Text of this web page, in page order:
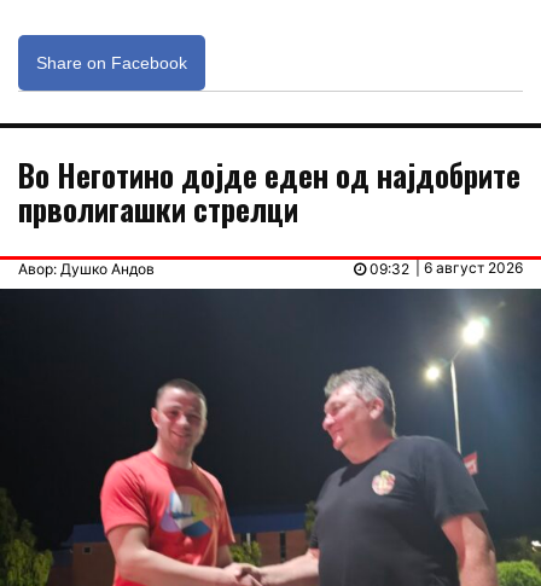
Share on Facebook
Во Неготино дојде еден од најдобрите
прволигашки стрелци
Авор: Душко Андов | 6 август 2026
09:32